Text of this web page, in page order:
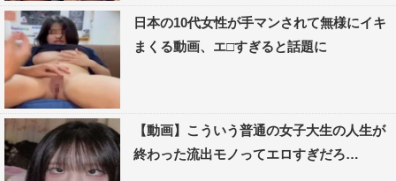
日本の10代女性が手マンされて無様にイキ
まくる動画、エ□すぎると話題に
【動画】こういう普通の女子大生の人生が
終わった流出モノってエロすぎだろ…